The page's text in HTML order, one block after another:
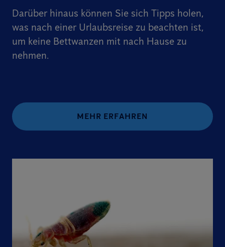
Darüber hinaus können Sie sich Tipps holen,
was nach einer Urlaubsreise zu beachten ist,
um keine Bettwanzen mit nach Hause zu
nehmen.
MEHR ERFAHREN